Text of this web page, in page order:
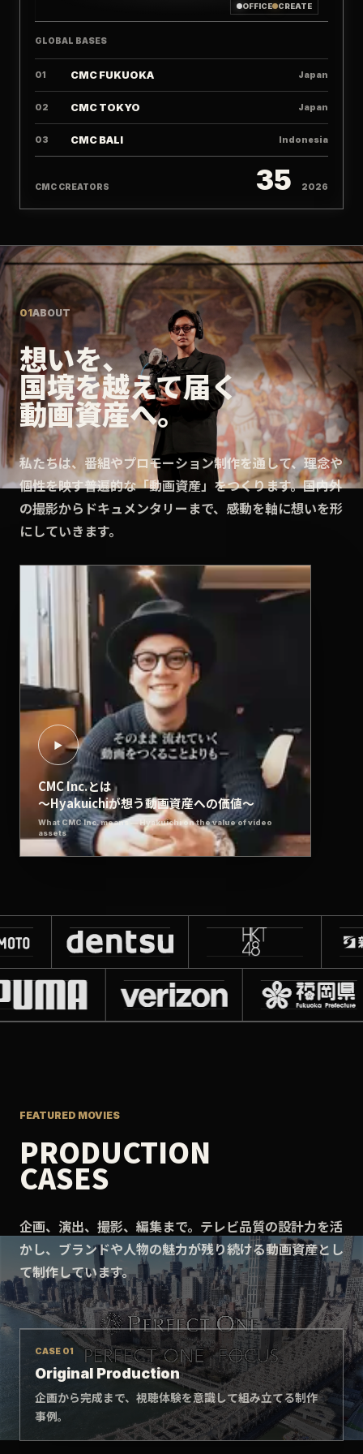
OFFICE CREATE
GLOBAL BASES
01 CMC FUKUOKA Japan
02 CMC TOKYO Japan
03 CMC BALI Indonesia
CMC CREATORS 35 2026
01ABOUT
想いを、
国境を越えて届く
動画資産へ。
私たちは、番組やプロモーション制作を通して、理念や
個性を映す普遍的な「動画資産」をつくります。国内外
の撮影からドキュメンタリーまで、感動を軸に想いを形
にしていきます。
▶
CMC Inc.とは
〜Hyakuichiが想う動画資産への価値〜
What CMC Inc. means — Hyakuichi on the value of video
assets
FEATURED MOVIES
PRODUCTION
CASES
企画、演出、撮影、編集まで。テレビ品質の設計力を活
かし、ブランドや人物の魅力が残り続ける動画資産とし
て制作しています。
CASE 01
Original Production
企画から完成まで、視聴体験を意識して組み立てる制作
事例。